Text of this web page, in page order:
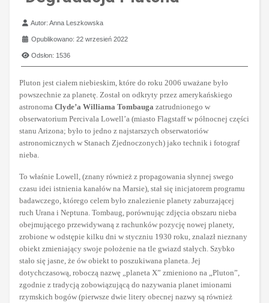
Szczegóły
Autor:Anna Leszkowska
Opublikowano: 22 wrzesień 2022
Odsłon: 1536
Pluton jest ciałem niebieskim, które do roku 2006 uważane było
powszechnie za planetę. Został on odkryty przez amerykańskiego
astronoma Clyde’a Williama Tombauga zatrudnionego w
obserwatorium Percivala Lowell’a (miasto Flagstaff w północnej części
stanu Arizona; było to jedno z najstarszych obserwatoriów
astronomicznych w Stanach Zjednoczonych) jako technik i fotograf
nieba.
To właśnie Lowell, (znany również z propagowania słynnej swego
czasu idei istnienia kanałów na Marsie), stał się inicjatorem programu
badawczego, którego celem było znalezienie planety zaburzającej
ruch Urana i Neptuna. Tombaug, porównując zdjęcia obszaru nieba
obejmującego przewidywaną z rachunków pozycję nowej planety,
zrobione w odstępie kilku dni w styczniu 1930 roku, znalazł nieznany
obiekt zmieniający swoje położenie na tle gwiazd stałych. Szybko
stało się jasne, że ów obiekt to poszukiwana planeta. Jej
dotychczasową, roboczą nazwę „planeta X” zmieniono na „Pluton”,
zgodnie z tradycją zobowiązującą do nazywania planet imionami
rzymskich bogów (pierwsze dwie litery obecnej nazwy są również